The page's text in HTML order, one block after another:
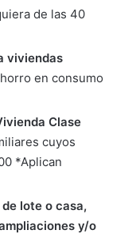
de las 40
viviendas
en consumo
Clase
cuyos
*Aplican
lote o casa,
y/o